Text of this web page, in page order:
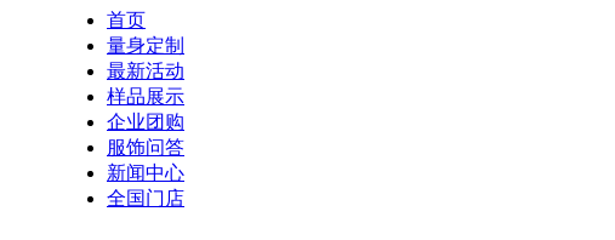
首页
量身定制
最新活动
样品展示
企业团购
服饰问答
新闻中心
全国门店